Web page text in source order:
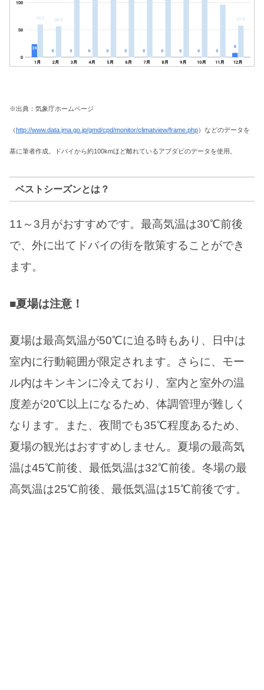
※出典：気象庁ホームページ
（ http://www.data.jma.go.jp/gmd/cpd/monitor/climatview/frame.php）などのデータを
基に筆者作成。ドバイから約100kmほど離れているアブダビのデータを使用。
ベストシーズンとは？
11～3月がおすすめです。最高気温は30℃前後
で、外に出てドバイの街を散策することができ
ます。
■夏場は注意！
夏場は最高気温が50℃に迫る時もあり、日中は
室内に行動範囲が限定されます。さらに、モー
ル内はキンキンに冷えており、室内と室外の温
度差が20℃以上になるため、体調管理が難しく
なります。また、夜間でも35℃程度あるため、
夏場の観光はおすすめしません。夏場の最高気
温は45℃前後、最低気温は32℃前後。冬場の最
高気温は25℃前後、最低気温は15℃前後です。